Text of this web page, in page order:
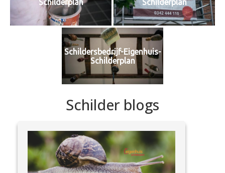
Schilderplan
Schilderplan
Schildersbedrijf-Eigenhuis-
Schilderplan
Schilder blogs